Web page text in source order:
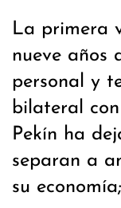
La primera
nueve años
personal y
bilateral con
Pekín ha
separan a
su economía;